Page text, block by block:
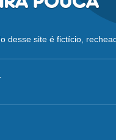
desse site é fictício,